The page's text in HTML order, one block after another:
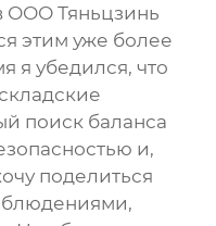
ООО Тяньцзинь
этим уже более
я убедился, что
поиск баланса
и,
поделиться